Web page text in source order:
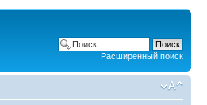
Расширенный поиск